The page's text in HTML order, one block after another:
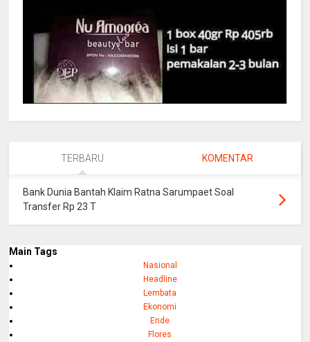
TERBARU KOMENTAR
Bank Dunia Bantah Klaim Ratna Sarumpaet Soal
Transfer Rp 23 T
Main Tags
Nasional
Headline
Lembata
Ekonomi
Ende
Flores